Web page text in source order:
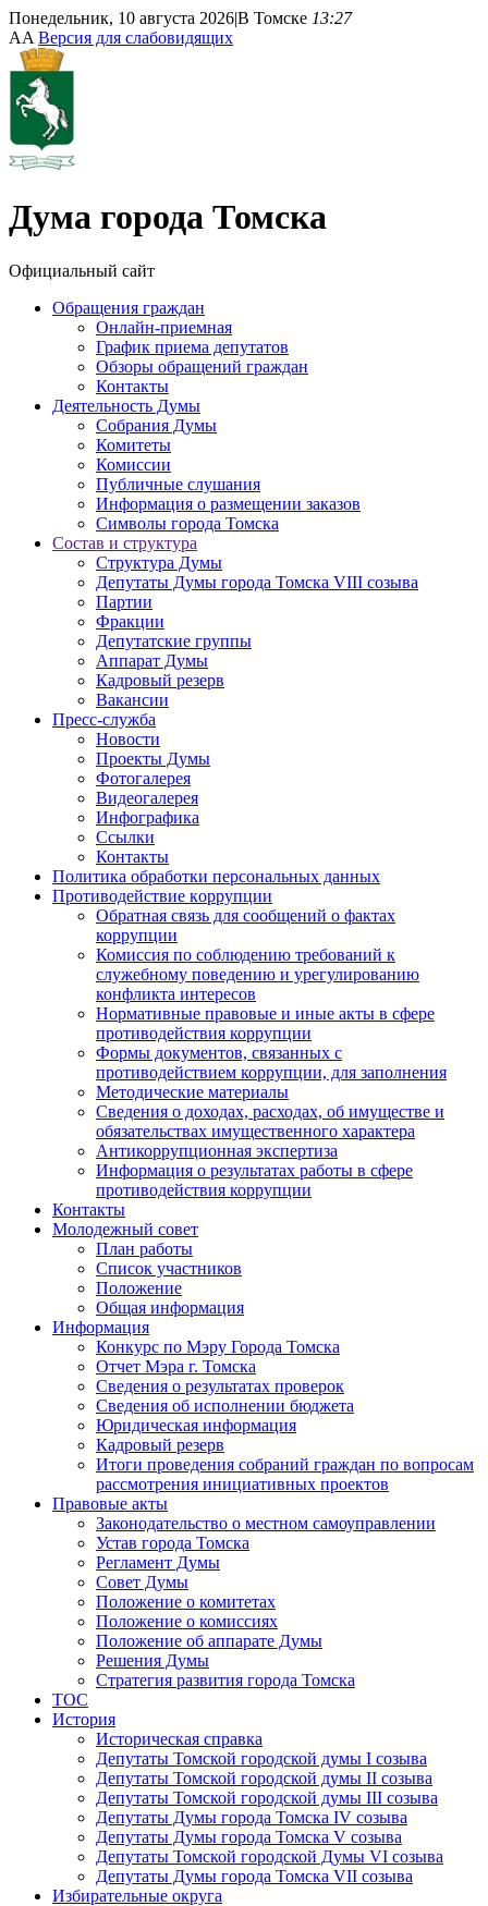
Понедельник, 10 августа 2026|В Томске 13:27
AA Версия для слабовидящих
Дума города Томска
Официальный сайт
Обращения граждан
Онлайн-приемная
График приема депутатов
Обзоры обращений граждан
Контакты
Деятельность Думы
Собрания Думы
Комитеты
Комиссии
Публичные слушания
Информация о размещении заказов
Символы города Томска
Состав и структура
Структура Думы
Депутаты Думы города Томска VIII созыва
Партии
Фракции
Депутатские группы
Аппарат Думы
Кадровый резерв
Вакансии
Пресс-служба
Новости
Проекты Думы
Фотогалерея
Видеогалерея
Инфографика
Ссылки
Контакты
Политика обработки персональных данных
Прoтивoдeйствие кoрpупции
Обратная связь для сообщений о фактах
коррупции
Комиссия по соблюдению требований к
служебному поведению и урегулированию
конфликта интересов
Нормативные правовые и иные акты в сфере
противодействия коррупции
Формы документов, связанных с
противодействием коррупции, для заполнения
Методические материалы
Сведения о доходах, расходах, об имуществе и
обязательствах имущественного характера
Антикоррупционная экспертиза
Информация о результатах работы в сфере
противодействия коррупции
Контакты
Молодежный совет
План работы
Список участников
Положение
Общая информация
Информация
Конкурс по Мэру Города Томска
Отчет Мэра г. Томска
Сведения о результатах проверок
Сведения об исполнении бюджета
Юридическая информация
Кадровый резерв
Итоги проведения собраний граждан по вопросам
рассмотрения инициативных проектов
Правовые акты
Законодательство о местном самоуправлении
Устав города Томска
Регламент Думы
Совет Думы
Положение о комитетах
Положение о комиссиях
Положение об аппарате Думы
Решения Думы
Стратегия развития города Томска
ТОС
История
Историческая справка
Депутаты Томской городской думы I созыва
Депутаты Томской городской думы II созыва
Депутаты Томской городской думы III созыва
Депутаты Думы города Томска IV созыва
Депутаты Думы города Томска V созыва
Депутаты Томской городской Думы VI созыва
Депутаты Думы города Томска VII созыва
Избирательные округа